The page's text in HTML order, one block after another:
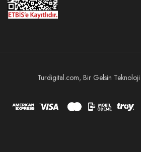
Turdigital.com, Bir Gelsin Teknoloji